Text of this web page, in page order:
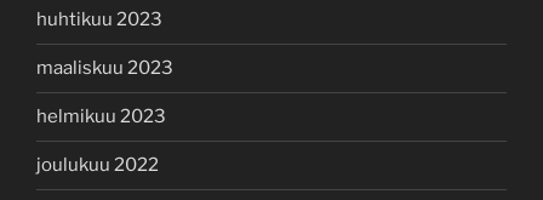
huhtikuu 2023
maaliskuu 2023
helmikuu 2023
joulukuu 2022